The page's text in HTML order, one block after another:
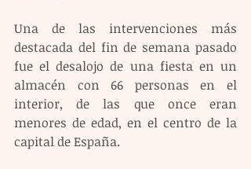
Una de las intervenciones más
destacada del fin de semana pasado
fue el desalojo de una fiesta en un
almacén con 66 personas en el
interior, de las que once eran
menores de edad, en el centro de la
capital de España.